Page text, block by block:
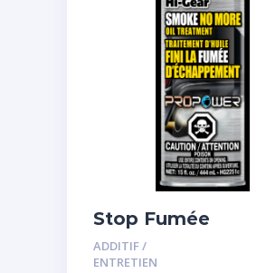
Stop Fumée
ADDITIF /
ENTRETIEN